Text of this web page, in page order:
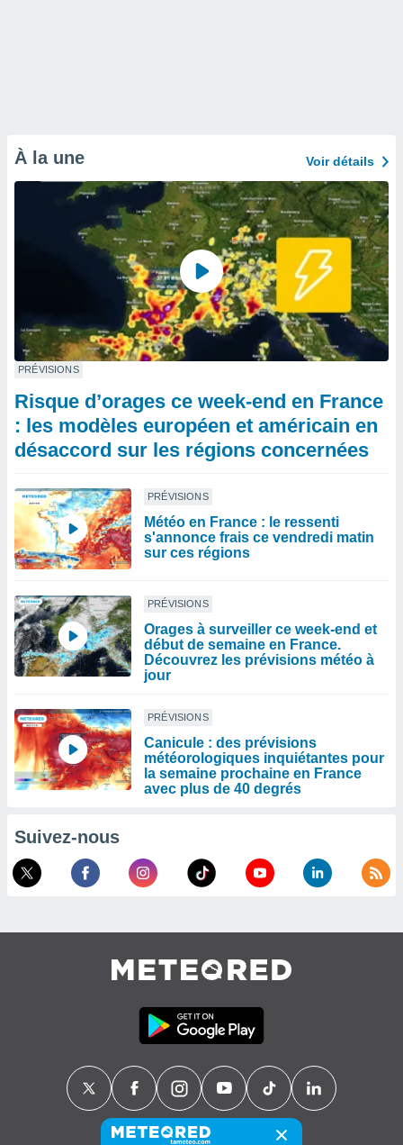
À la une Voir détails
PRÉVISIONS
Risque d’orages ce week-end en France
: les modèles européen et américain en
désaccord sur les régions concernées
PRÉVISIONS
Météo en France : le ressenti
s'annonce frais ce vendredi matin
sur ces régions
PRÉVISIONS
Orages à surveiller ce week-end et
début de semaine en France.
Découvrez les prévisions météo à
jour
PRÉVISIONS
Canicule : des prévisions
météorologiques inquiétantes pour
la semaine prochaine en France
avec plus de 40 degrés
Suivez-nous